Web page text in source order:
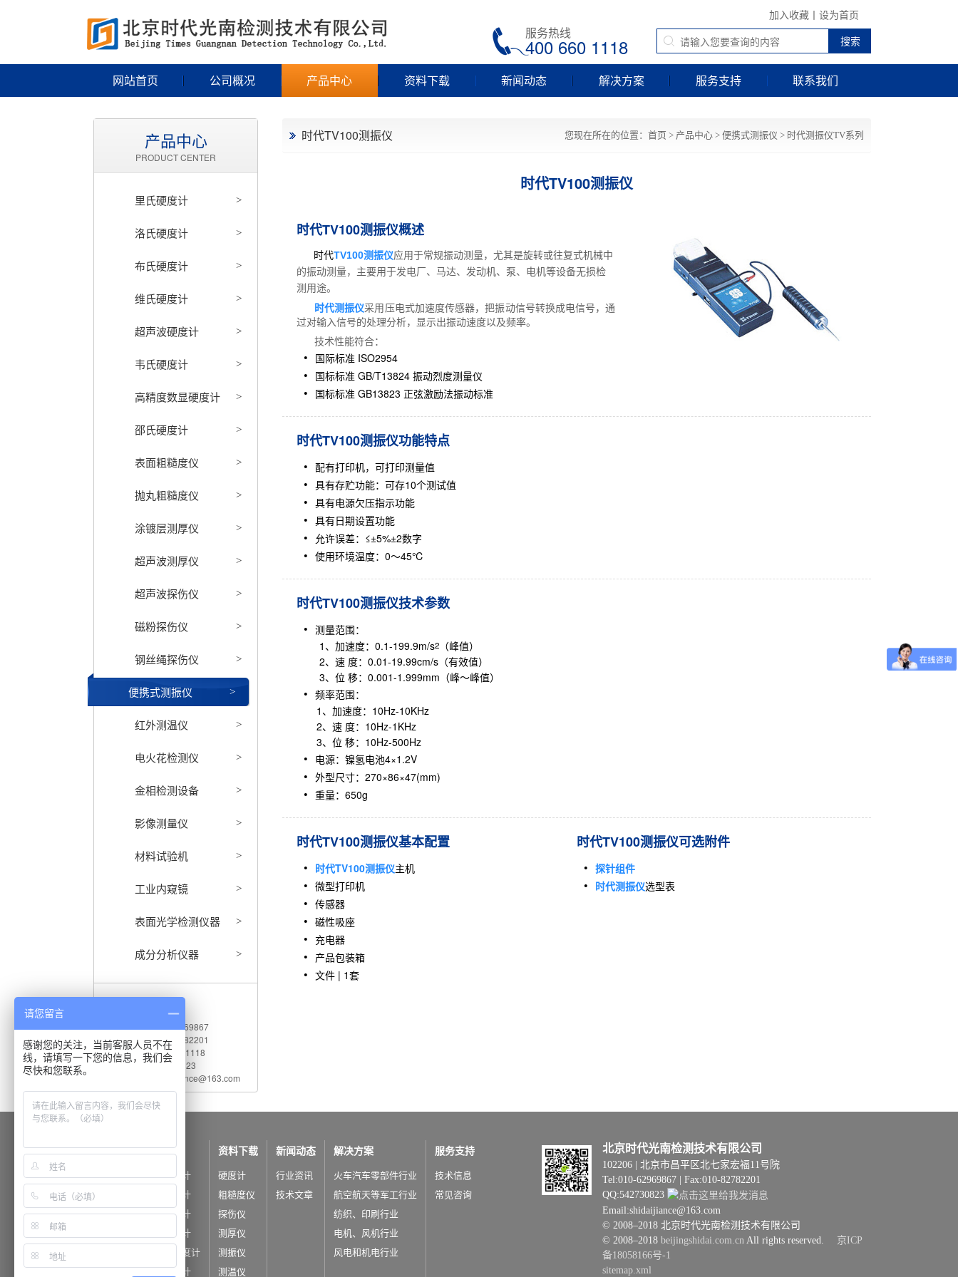
加入收藏 丨 设为首页
服务热线
400 660 1118
网站首页 公司概况 产品中心 资料下载 新闻动态 解决方案 服务支持 联系我们
时代TV100测振仪 您现在所在的位置： 首页 > 产品中心 > 便携式测振仪 > 时代测振仪TV系列
时代TV100测振仪
时代TV100测振仪概述
时代TV100测振仪应用于常规振动测量，尤其是旋转或往复式机械中
的振动测量，主要用于发电厂、马达、发动机、泵、电机等设备无损检
测用途。
时代测振仪采用压电式加速度传感器，把振动信号转换成电信号，通
过对输入信号的处理分析，显示出振动速度以及频率。
技术性能符合：
国际标准 ISO2954
国标标准 GB/T13824 振动烈度测量仪
国标标准 GB13823 正弦激励法振动标准
时代TV100测振仪功能特点
配有打印机，可打印测量值
具有存贮功能：可存10个测试值
具有电源欠压指示功能
具有日期设置功能
允许误差：≤±5%±2数字
使用环境温度：0～45℃
时代TV100测振仪技术参数
测量范围：
1、加速度：0.1-199.9m/s2 （峰值）
2、速 度：0.01-19.99cm/s（有效值）
3、位 移：0.001-1.999mm（峰～峰值）
频率范围：
1、加速度：10Hz-10KHz
2、速 度：10Hz-1KHz
3、位 移：10Hz-500Hz
电源：镍氢电池4×1.2V
外型尺寸：270×86×47(mm)
重量：650g
时代TV100测振仪基本配置
时代TV100测振仪主机
微型打印机
传感器
磁性吸座
充电器
产品包装箱
文件 | 1套
时代TV100测振仪可选附件
探针组件
时代测振仪选型表
产品中心
PRODUCT CENTER
里氏硬度计 >
洛氏硬度计 >
布氏硬度计 >
维氏硬度计 >
超声波硬度计 >
韦氏硬度计 >
高精度数显硬度计 >
邵氏硬度计 >
表面粗糙度仪 >
抛丸粗糙度仪 >
涂镀层测厚仪 >
超声波测厚仪 >
超声波探伤仪 >
磁粉探伤仪 >
钢丝绳探伤仪 >
便携式测振仪 >
红外测温仪 >
电火花检测仪 >
金相检测设备 >
影像测量仪 >
材料试验机 >
工业内窥镜 >
表面光学检测仪器 >
成分分析仪器 >
电 话：010-62969867
传 真：010-82782201
服务热线：400 660 1118
Q Q：542730823
电子邮件：shidaijiance@163.com
公司概况
公司简介
公司荣誉
产品中心
里氏硬度计
洛氏硬度计
布氏硬度计
维氏硬度计
超声波硬度计
韦氏硬度计
资料下载
硬度计
粗糙度仪
探伤仪
测厚仪
测振仪
测温仪
新闻动态
行业资讯
技术文章
解决方案
火车汽车零部件行业
航空航天等军工行业
纺织、印刷行业
电机、风机行业
风电和机电行业
服务支持
技术信息
常见咨询
北京时代光南检测技术有限公司
102206 | 北京市昌平区北七家宏福11号院
Tel:010-62969867 | Fax:010-82782201
QQ:542730823
Email:shidaijiance@163.com
© 2008–2018 北京时代光南检测技术有限公司
© 2008–2018 beijingshidai.com.cn All rights reserved. 京ICP
备18058166号-1
sitemap.xml
请您留言
感谢您的关注，当前客服人员不在
线，请填写一下您的信息，我们会
尽快和您联系。